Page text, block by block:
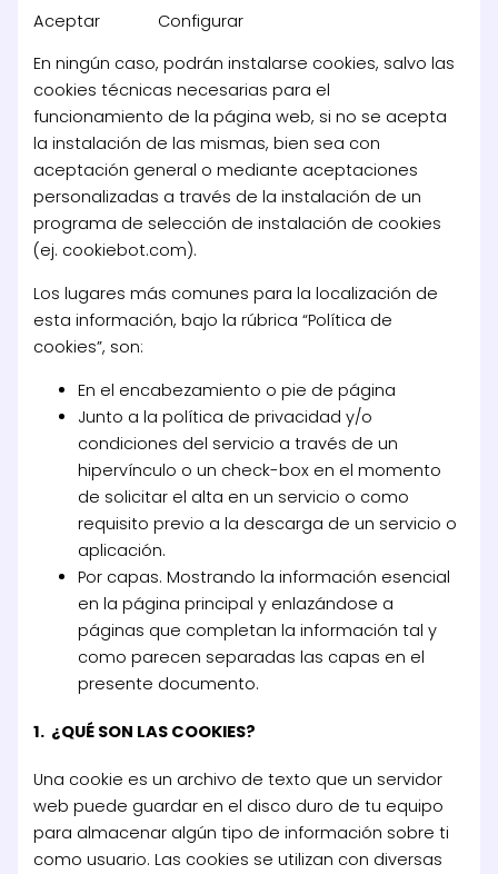
Aceptar Configurar
En ningún caso, podrán instalarse cookies, salvo las
cookies técnicas necesarias para el
funcionamiento de la página web, si no se acepta
la instalación de las mismas, bien sea con
aceptación general o mediante aceptaciones
personalizadas a través de la instalación de un
programa de selección de instalación de cookies
(ej. cookiebot.com).
Los lugares más comunes para la localización de
esta información, bajo la rúbrica “Política de
cookies”, son:
En el encabezamiento o pie de página
Junto a la política de privacidad y/o
condiciones del servicio a través de un
hipervínculo o un check-box en el momento
de solicitar el alta en un servicio o como
requisito previo a la descarga de un servicio o
aplicación.
Por capas. Mostrando la información esencial
en la página principal y enlazándose a
páginas que completan la información tal y
como parecen separadas las capas en el
presente documento.
1. ¿QUÉ SON LAS COOKIES?
Una cookie es un archivo de texto que un servidor
web puede guardar en el disco duro de tu equipo
para almacenar algún tipo de información sobre ti
como usuario. Las cookies se utilizan con diversas